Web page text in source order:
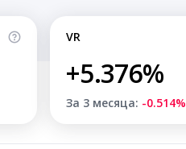
VR
+5.376%
За 3 месяца: -0.514%